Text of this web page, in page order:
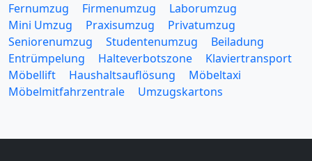
Fernumzug
Firmenumzug
Laborumzug
Mini Umzug
Praxisumzug
Privatumzug
Seniorenumzug
Studentenumzug
Beiladung
Entrümpelung
Halteverbotszone
Klaviertransport
Möbellift
Haushaltsauflösung
Möbeltaxi
Möbelmitfahrzentrale
Umzugskartons